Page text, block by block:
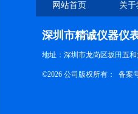
网站首页 关
深圳市精诚仪器仪
地址：深圳市龙岗区坂田五
©2026 公司版权所有： 备案